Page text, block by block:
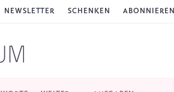
NEWSLETTER SCHENKEN ABONNIEREN